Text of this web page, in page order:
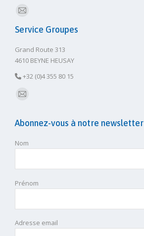
E-
mail
Service Groupes
Grand Route 313
4610 BEYNE HEUSAY
+32 (0)4 355 80 15
E-
Abonnez-vous à notre newsletter
Nom
Prénom
Adresse email